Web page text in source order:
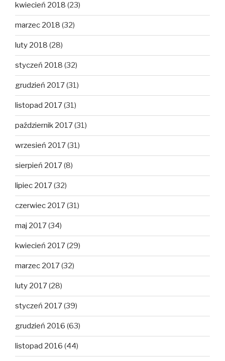
kwiecień 2018 (23)
marzec 2018 (32)
luty 2018 (28)
styczeń 2018 (32)
grudzień 2017(31)
listopad 2017(31)
październik 2017(31)
wrzesień 2017(31)
sierpień 2017(8)
lipiec 2017(32)
czerwiec 2017(31)
maj 2017(34)
kwiecień 2017(29)
marzec 2017(32)
luty 2017(28)
styczeń 2017(39)
grudzień 2016 (63)
listopad 2016 (44)